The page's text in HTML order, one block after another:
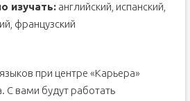
изучать:английский, испанский,
французский
при центре «Карьера»
С вами будут работать